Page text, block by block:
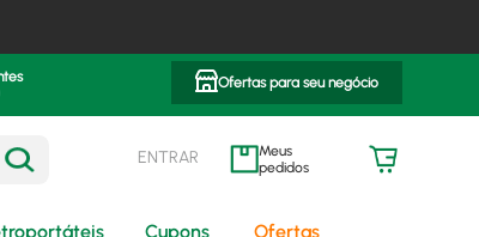
Ofertas para seu negócio
ENTRAR meus pedidos
Cupons Ofertas